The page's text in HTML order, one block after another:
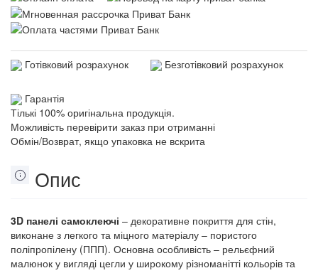
Готівковий розрахунок Безготівковий розрахунок
Гарантія
Тількі 100% оригінальна продукція.
Можливість перевірити заказ при отриманні
Обмін/Возврат, якщо упаковка не вскрита
Опис
3D панелі самоклеючі – декоративне покриття для стін,
виконане з легкого та міцного матеріалу – пористого
поліпропілену (ППП). Основна особливість – рельєфний
малюнок у вигляді цегли у широкому різноманітті кольорів та